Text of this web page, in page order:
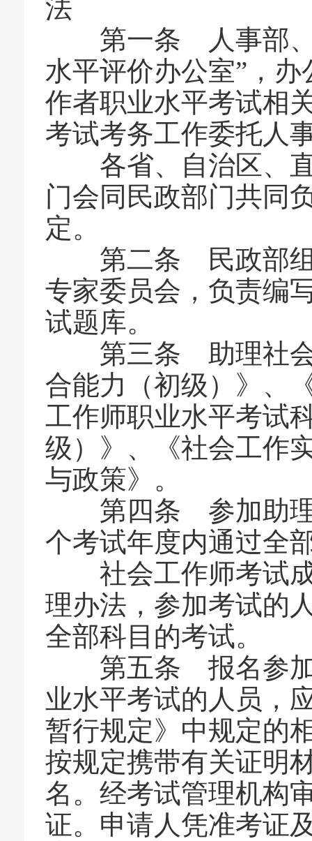
法
第一条 人事部、
水平评价办公室”，
作者职业水平考试相
考试考务工作委托人
各省、自治区、直
门会同民政部门共同
定。
第二条 民政部组
专家委员会，负责编
试题库。
第三条 助理社会
合能力（初级）》、
工作师职业水平考试
级）》、《社会工作
与政策》。
第四条 参加助理
个考试年度内通过全
社会工作师考试成
理办法，参加考试的
全部科目的考试。
第五条 报名参加
业水平考试的人员，
暂行规定》中规定的
按规定携带有关证明
名。经考试管理机构
证。申请人凭准考证